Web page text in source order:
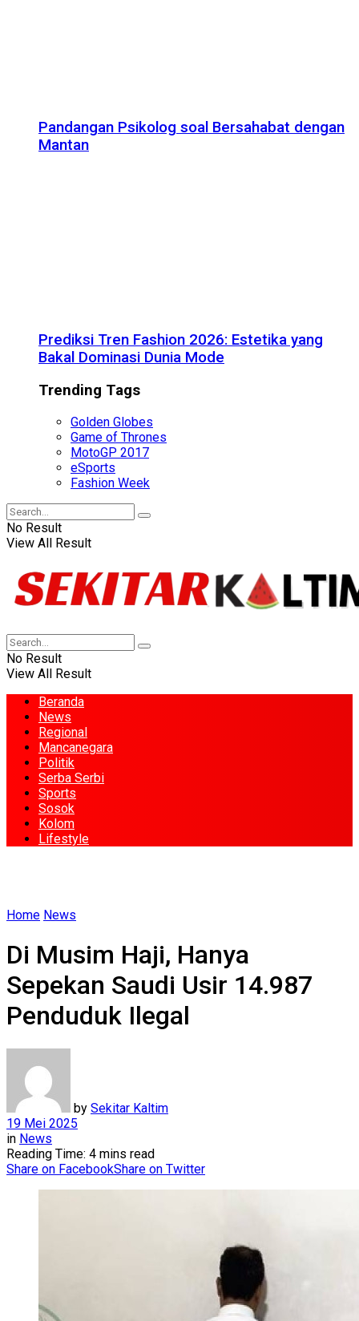
Pandangan Psikolog soal Bersahabat dengan
Mantan
Prediksi Tren Fashion 2026: Estetika yang
Bakal Dominasi Dunia Mode
Trending Tags
Golden Globes
Game of Thrones
MotoGP 2017
eSports
Fashion Week
No Result
View All Result
No Result
View All Result
Beranda
News
Regional
Mancanegara
Politik
Serba Serbi
Sports
Sosok
Kolom
Lifestyle
Home News
Di Musim Haji, Hanya
Sepekan Saudi Usir 14.987
Penduduk Ilegal
by Sekitar Kaltim
19 Mei 2025
in News
Reading Time: 4 mins read
Share on FacebookShare on Twitter